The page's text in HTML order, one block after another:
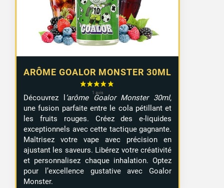
ARÔME GOALOR MONSTER 30ML
Découvrez l ‘arôme Goalor Monster 30ml,
une fusion parfaite entre le cola pétillant et
les fruits rouges. Créez des e-liquides
exceptionnels avec cette tactique gagnante.
Maîtrisez votre vape avec précision en
ajustant les saveurs. Libérez votre créativité
et personnalisez chaque inhalation. Optez
pour l’excellence gustative avec Goalor
Monster.